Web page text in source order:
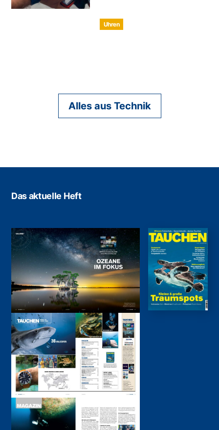
Uhren
Alles aus Technik
Das aktuelle Heft